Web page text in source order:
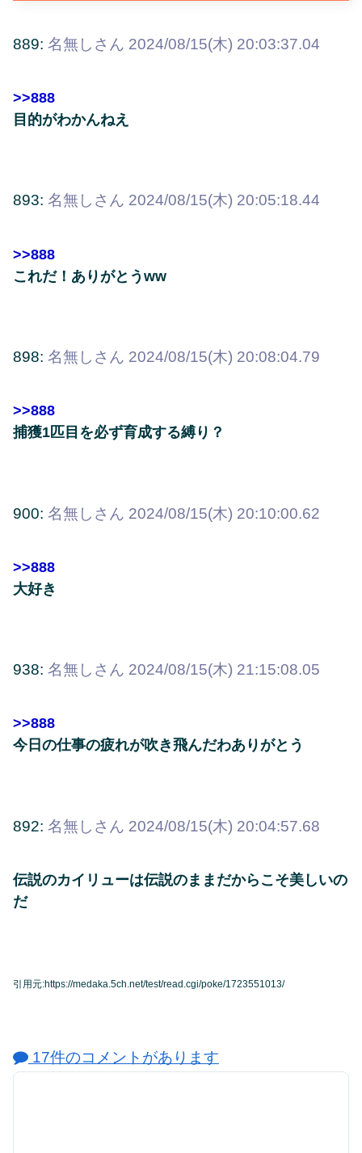
889: 名無しさん 2024/08/15(木) 20:03:37.04
>>888
目的がわかんねえ
893: 名無しさん 2024/08/15(木) 20:05:18.44
>>888
これだ！ありがとうww
898: 名無しさん 2024/08/15(木) 20:08:04.79
>>888
捕獲1匹目を必ず育成する縛り？
900: 名無しさん 2024/08/15(木) 20:10:00.62
>>888
大好き
938: 名無しさん 2024/08/15(木) 21:15:08.05
>>888
今日の仕事の疲れが吹き飛んだわありがとう
892: 名無しさん 2024/08/15(木) 20:04:57.68
伝説のカイリューは伝説のままだからこそ美しいの
だ
引用元:https://medaka.5ch.net/test/read.cgi/poke/1723551013/
17件のコメントがあります